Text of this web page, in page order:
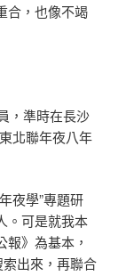
合，也像不竭
，準時在長沙
北聯年夜八年
夜學”專題研
。可是就我本
》為基本，
索出來，再聯合